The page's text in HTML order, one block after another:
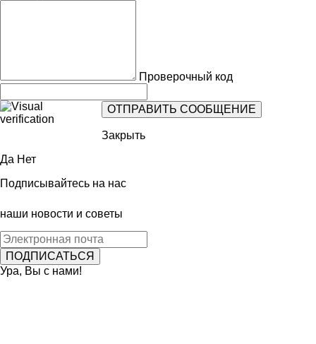
Проверочный код
Закрыть
Да Нет
Подписывайтесь на нас
наши новости и советы
Ура, Вы с нами!